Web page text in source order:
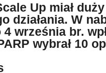
Up miał duży
działania. W
września br.
wybrał 10